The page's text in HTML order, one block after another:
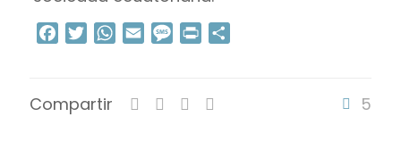
Facebook
TwitterWhatsApp
Email Message
Print
Compartir 5